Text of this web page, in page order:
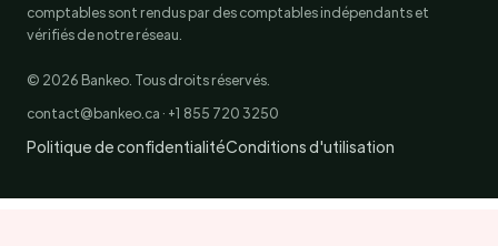
comptables sont rendus par des comptables indépendants et
vérifiés de notre réseau.
© 2026 Bankeo. Tous droits réservés.
contact@bankeo.ca · +1 855 720 3250
Politique de confidentialitéConditions d'utilisation